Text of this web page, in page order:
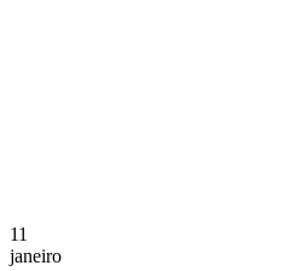
11
janeiro